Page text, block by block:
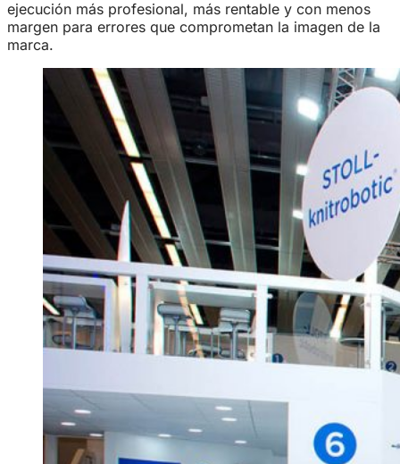
ejecución más profesional, más rentable y con menos
margen para errores que comprometan la imagen de la
marca.